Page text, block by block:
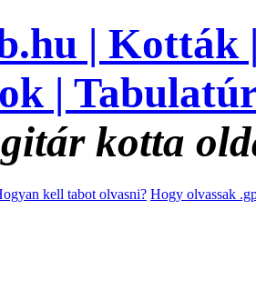
kotta
kell tabot olvasni? Hogy olvassak